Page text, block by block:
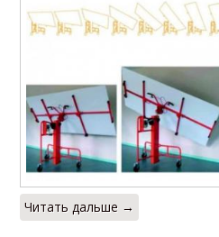
Читать дальше →